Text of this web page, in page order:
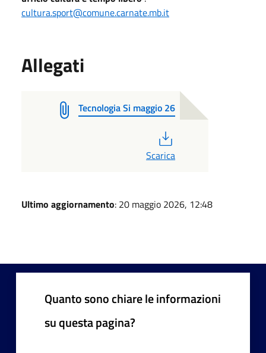
cultura.sport@comune.carnate.mb.it
Allegati
Tecnologia Si maggio 26
Scarica
Ultimo aggiornamento: 20 maggio 2026, 12:48
Quanto sono chiare le informazioni
su questa pagina?